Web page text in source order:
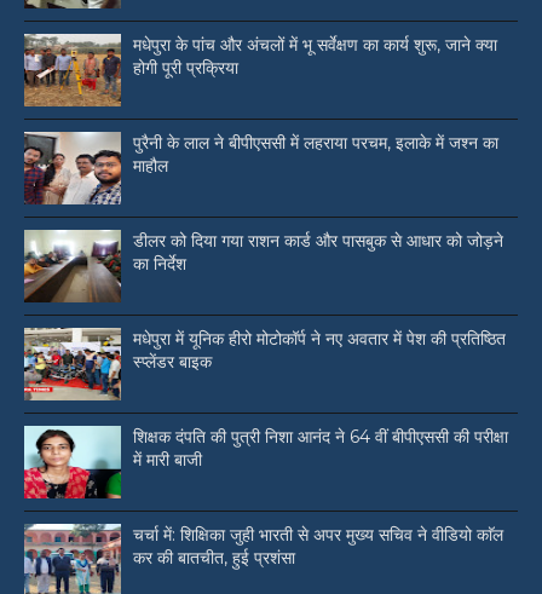
मधेपुरा के पांच और अंचलों में भू सर्वेक्षण का कार्य शुरू, जाने क्या
होगी पूरी प्रक्रिया
पुरैनी के लाल ने बीपीएससी में लहराया परचम, इलाके में जश्न का
माहौल
डीलर को दिया गया राशन कार्ड और पासबुक से आधार को जोड़ने
का निर्देश
मधेपुरा में यूनिक हीरो मोटोकॉर्प ने नए अवतार में पेश की प्रतिष्ठित
स्प्लेंडर बाइक
शिक्षक दंपति की पुत्री निशा आनंद ने 64 वीं बीपीएससी की परीक्षा
में मारी बाजी
चर्चा में: शिक्षिका जुही भारती से अपर मुख्य सचिव ने वीडियो काॅल
कर की बातचीत, हुई प्रशंसा